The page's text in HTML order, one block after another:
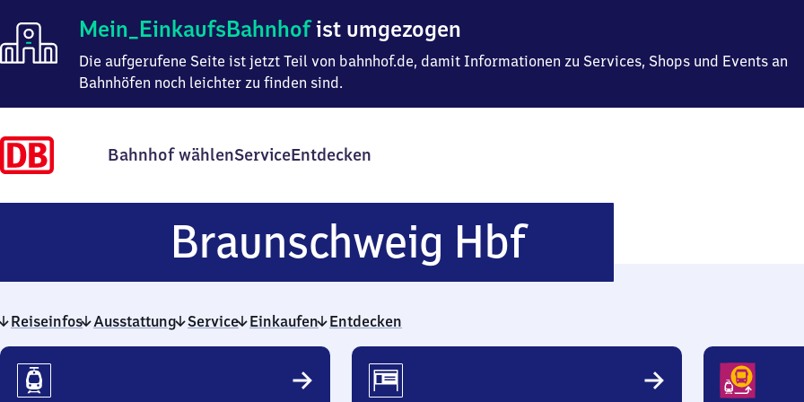
Mein
Einkaufsbahnhof
ist
umgezogen
Mein_EinkaufsBahnhofist umgezogen
Die aufgerufene Seite ist jetzt Teil von bahnhof.de, damit Informationen zu Services, Shops und Events an
Bahnhöfen noch leichter zu finden sind.
Bahnhof wählenServiceEntdecken
Braunschweig HbfBraunschweig
Reiseinfos Ausstattung Service Einkaufen Entdecken
Reiseinfos